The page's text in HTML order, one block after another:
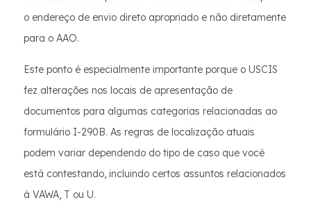
o endereço de envio direto apropriado e não diretamente
para o AAO.
Este ponto é especialmente importante porque o USCIS
fez alterações nos locais de apresentação de
documentos para algumas categorias relacionadas ao
formulário I-290B. As regras de localização atuais
podem variar dependendo do tipo de caso que você
está contestando, incluindo certos assuntos relacionados
à VAWA, T ou U.